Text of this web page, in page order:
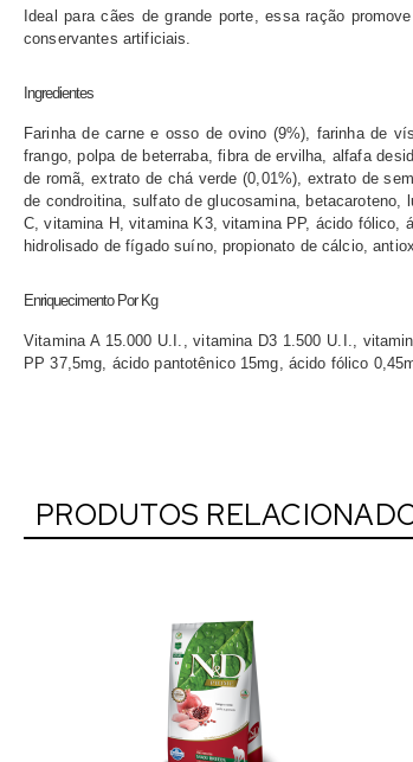
Ideal para cães de grande porte, essa ração
conservantes artificiais.
Ingredientes
Farinha de carne e osso de ovino (9%), farinha de
frango, polpa de beterraba, fibra de ervilha, alfafa
de romã, extrato de chá verde (0,01%), extrato de
de condroitina, sulfato de glucosamina,
C, vitamina H, vitamina K3, vitamina PP, ácido fólico,
hidrolisado de fígado suíno, propionato de cálcio,
Enriquecimento Por Kg
Vitamina A 15.000 U.I., vitamina D3 1.500 U.I.,
PP 37,5mg, ácido pantotênico 15mg, ácido fólico
PRODUTOS